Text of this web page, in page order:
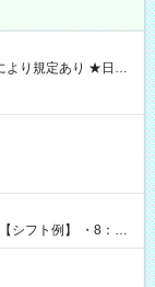
GET♪ お仕事後はコ
】試